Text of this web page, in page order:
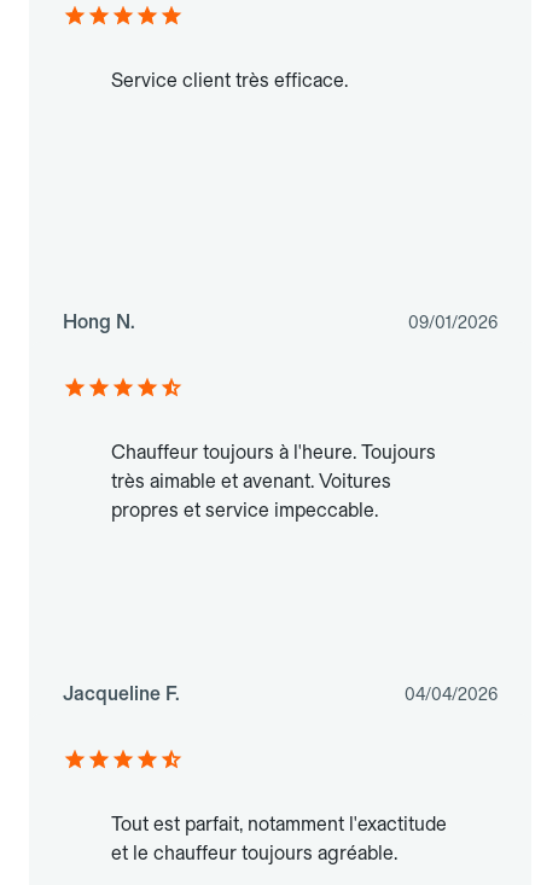
Service client très efficace.
Hong N. 09/01/2026
Chauffeur toujours à l'heure. Toujours
très aimable et avenant. Voitures
propres et service impeccable.
Jacqueline F. 04/04/2026
Tout est parfait, notamment l'exactitude
et le chauffeur toujours agréable.